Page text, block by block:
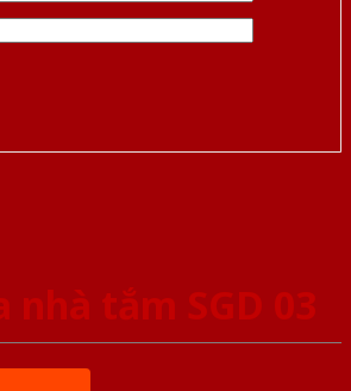
nhà tắm SGD 03